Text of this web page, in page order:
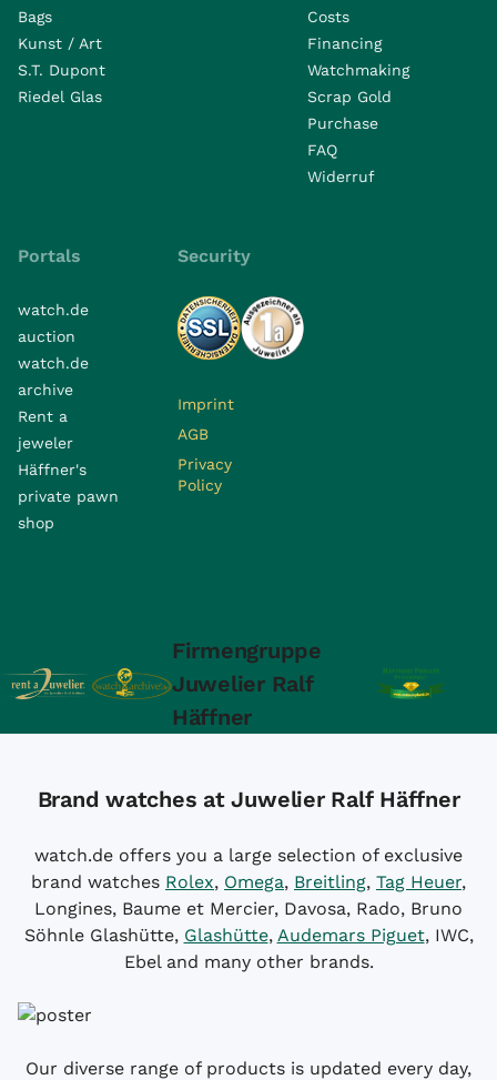
Bags
Kunst / Art
S.T. Dupont
Riedel Glas
Costs
Financing
Watchmaking
Scrap Gold
Purchase
FAQ
Widerruf
Portals
watch.de
auction
watch.de
archive
Rent a
jeweler
Häffner's
private pawn
shop
Security
Imprint
AGB
Privacy
Policy
Firmengruppe
Juwelier Ralf
Häffner
Brand watches at Juwelier Ralf Häffner
watch.de offers you a large selection of exclusive
brand watches Rolex, Omega, Breitling, Tag Heuer,
Longines, Baume et Mercier, Davosa, Rado, Bruno
Söhnle Glashütte, Glashütte, Audemars Piguet, IWC,
Ebel and many other brands.
Our diverse range of products is updated every day,